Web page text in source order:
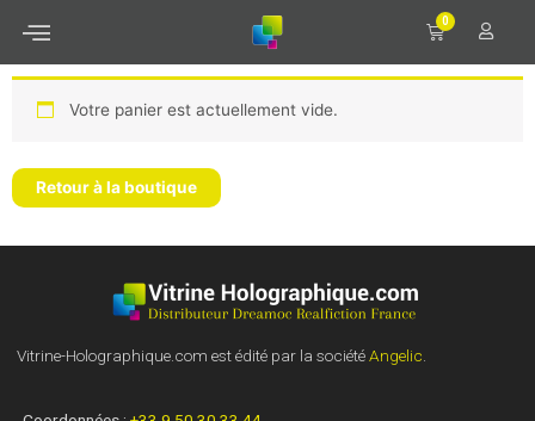
0
Votre panier est actuellement vide.
Retour à la boutique
Vitrine-Holographique.com est édité par la sociétéAngelic